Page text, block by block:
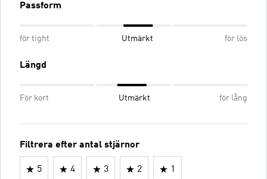
Passform
för tight Utmärkt för lös
Längd
För kort Utmärkt för lång
Filtrera efter antal stjärnor
5 4 3 2 1